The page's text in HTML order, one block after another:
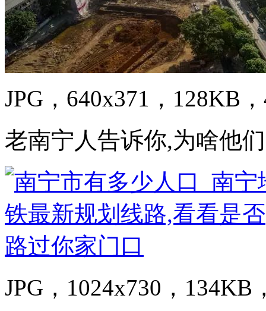
JPG，640x371，128KB
老南宁人告诉你,为啥他
JPG，1024x730，134KB